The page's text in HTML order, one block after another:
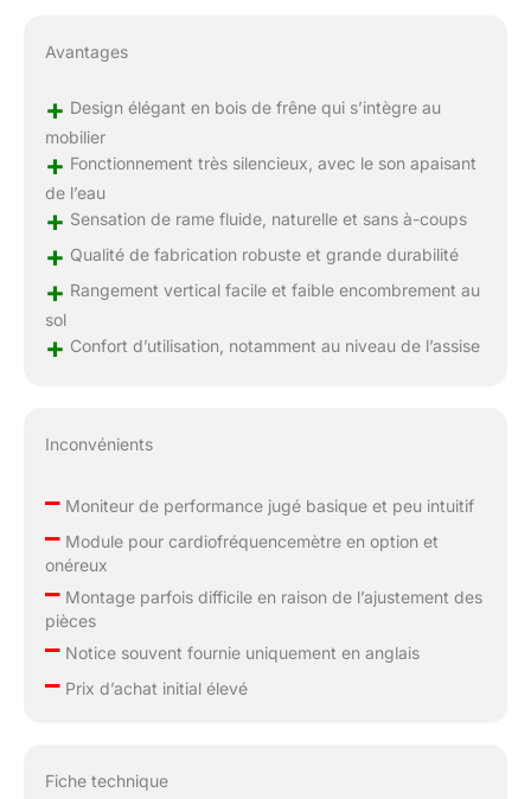
Avantages
+ Design élégant en bois de frêne qui s’intègre au
mobilier
+ Fonctionnement très silencieux, avec le son apaisant
de l’eau
+ Sensation de rame fluide, naturelle et sans à-coups
+ Qualité de fabrication robuste et grande durabilité
+ Rangement vertical facile et faible encombrement au
sol
+ Confort d’utilisation, notamment au niveau de l’assise
Inconvénients
–Moniteur de performance jugé basique et peu intuitif
–Module pour cardiofréquencemètre en option et
onéreux
–Montage parfois difficile en raison de l’ajustement des
pièces
–Notice souvent fournie uniquement en anglais
–Prix d’achat initial élevé
Fiche technique